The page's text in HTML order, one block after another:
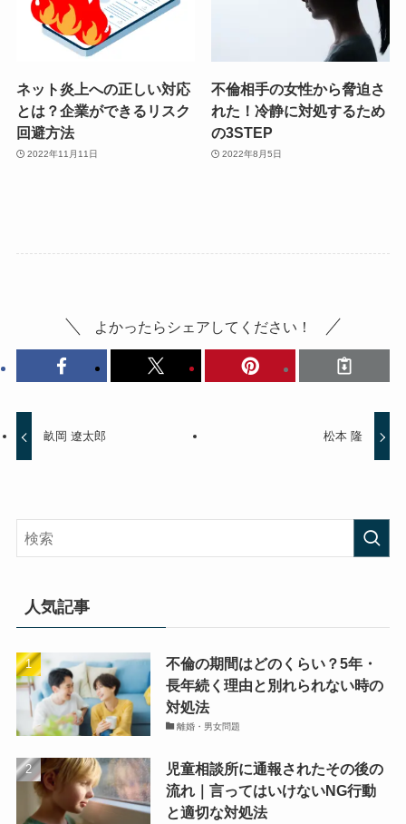
ネット炎上への正しい対応
とは？企業ができるリスク
回避方法
2022年11月11日
不倫相手の女性から脅迫さ
れた！冷静に対処するため
の3STEP
2022年8月5日
よかったらシェアしてください！
畝岡 遼太郎 松本 隆
人気記事
不倫の期間はどのくらい？5年・
長年続く理由と別れられない時の
対処法
離婚・男女問題
児童相談所に通報されたその後の
流れ｜言ってはいけないNG行動
と適切な対処法